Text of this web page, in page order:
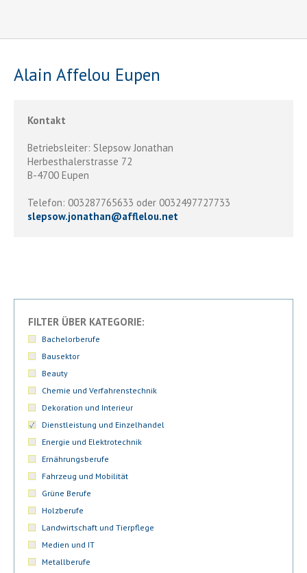
Alain Affelou Eupen
Kontakt
Betriebsleiter: Slepsow Jonathan
Herbesthalerstrasse 72
B-4700 Eupen
Telefon: 003287765633 oder 0032497727733
slepsow.jonathan@afflelou.net
FILTER ÜBER KATEGORIE:
Bachelorberufe
Bausektor
Beauty
Chemie und Verfahrenstechnik
Dekoration und Interieur
Dienstleistung und Einzelhandel
Energie und Elektrotechnik
Ernährungsberufe
Fahrzeug und Mobilität
Grüne Berufe
Holzberufe
Landwirtschaft und Tierpflege
Medien und IT
Metallberufe